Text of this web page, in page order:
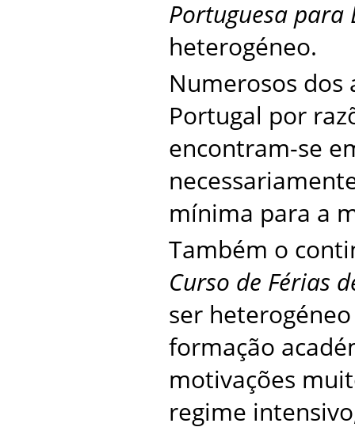
Portuguesa para
heterogéneo.
Numerosos
Portugal por
encontram-se
mínima para a
Também o
Curso de Férias
ser
formação
motivações
regime